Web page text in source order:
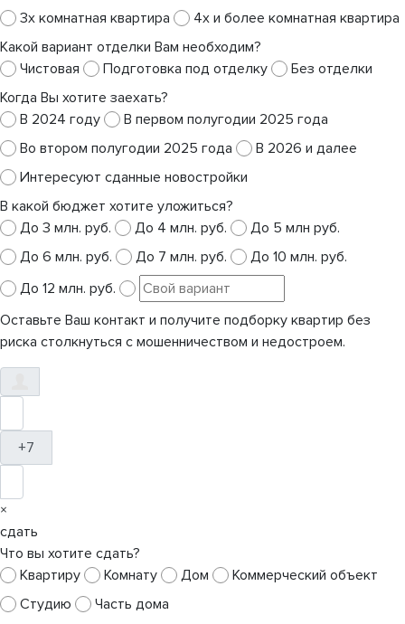
3х комнатная квартира
4х и более комнатная квартира
Какой вариант отделки Вам необходим?
Чистовая
Подготовка под отделку
Без отделки
Когда Вы хотите заехать?
В 2024 году
В первом полугодии 2025 года
Во втором полугодии 2025 года
В 2026 и далее
Интересуют сданные новостройки
В какой бюджет хотите уложиться?
До 3 млн. руб.
До 4 млн. руб.
До 5 млн руб.
До 6 млн. руб.
До 7 млн. руб.
До 10 млн. руб.
До 12 млн. руб.
Оставьте Ваш контакт и получите подборку квартир без
риска столкнуться с мошенничеством и недостроем.
+7
×
сдать
Что вы хотите сдать?
Квартиру
Комнату Дом
Коммерческий объект
Студию
Часть дома